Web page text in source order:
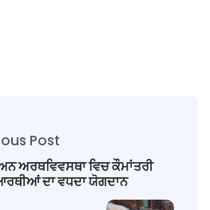
Post
ਅਰਥਵਿਵਸਥਾ ਵਿਚ ਕੌਮਾਂਤਰੀ
ਦਾ ਵਧਦਾ ਯੋਗਦਾਨ